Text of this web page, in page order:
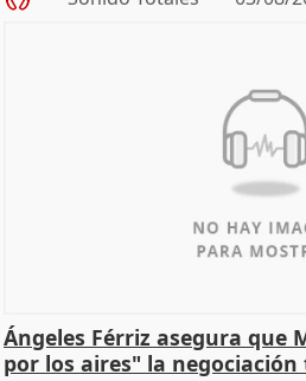
Ángeles Férriz asegura que
por los aires" la